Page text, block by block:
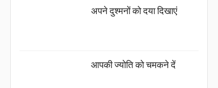
अपने दुश्मनों को दया दिखाएं
आपकी ज्योति को चमकने दें